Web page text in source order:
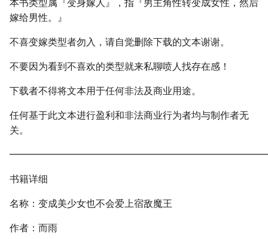
本书类型属『变身嫁人』，指『男主角性转变成女性，然后
嫁给男性。』
不喜变嫁类型者勿入，请自觉删除下载的文本谢谢。
不要因为看到不喜欢的类型就来私聊喷人找存在感！
下载者不得将文本用于任何非法及商业用途。
任何基于此文本进行盈利和非法商业行为者均与制作者无
关。
书籍详细
名称：变成美少女也不会爱上宿敌魔王
作者：而雨